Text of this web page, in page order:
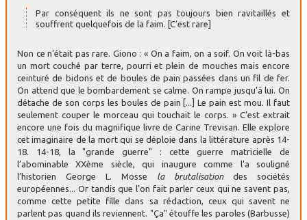
Par conséquent ils ne sont pas toujours bien ravitaillés et
souffrent quelquefois de la faim. [C’est rare]
Non ce n’était pas rare. Giono : « On a faim, on a soif. On voit là-bas
un mort couché par terre, pourri et plein de mouches mais encore
ceinturé de bidons et de boules de pain passées dans un fil de fer.
On attend que le bombardement se calme. On rampe jusqu’à lui. On
détache de son corps les boules de pain [...] Le pain est mou. Il faut
seulement couper le morceau qui touchait le corps. » C’est extrait
encore une fois du magnifique livre de Carine Trevisan. Elle explore
cet imaginaire de la mort qui se déploie dans la littérature après 14-
18. 14-18, la "grande guerre" : cette guerre matricielle de
l’abominable XXème siècle, qui inaugure comme l’a souligné
l’historien George L. Mosse la brutalisationdes sociétés
européennes... Or tandis que l’on fait parler ceux qui ne savent pas,
comme cette petite fille dans sa rédaction, ceux qui savent ne
parlent pas quand ils reviennent. "Ça" étouffe les paroles (Barbusse)